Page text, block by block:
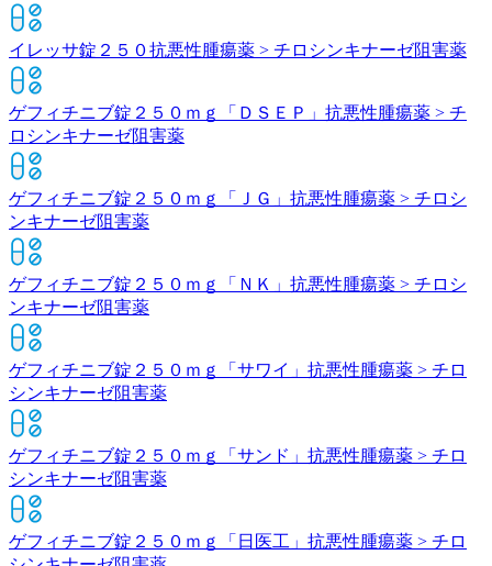
イレッサ錠２５０抗悪性腫瘍薬 > チロシンキナーゼ阻害薬
ゲフィチニブ錠２５０ｍｇ「ＤＳＥＰ」 抗悪性腫瘍薬 > チ
ロシンキナーゼ阻害薬
ゲフィチニブ錠２５０ｍｇ「ＪＧ」 抗悪性腫瘍薬 > チロシ
ンキナーゼ阻害薬
ゲフィチニブ錠２５０ｍｇ「ＮＫ」 抗悪性腫瘍薬 > チロシ
ンキナーゼ阻害薬
ゲフィチニブ錠２５０ｍｇ「サワイ」 抗悪性腫瘍薬 > チロ
シンキナーゼ阻害薬
ゲフィチニブ錠２５０ｍｇ「サンド」 抗悪性腫瘍薬 > チロ
シンキナーゼ阻害薬
ゲフィチニブ錠２５０ｍｇ「日医工」 抗悪性腫瘍薬 > チロ